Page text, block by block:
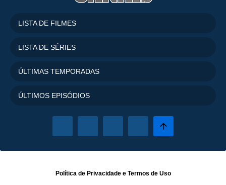
LISTA DE FILMES
LISTA DE SÉRIES
ÚLTIMAS TEMPORADAS
ÚLTIMOS EPISÓDIOS
Política de Privacidadee Termos de Uso